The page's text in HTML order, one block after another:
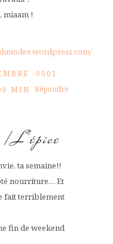
miaam !
-0001
MIN Répondre
/ L'épice
ta semaine!!
nourriture… Et
fait terriblement
fin de weekend